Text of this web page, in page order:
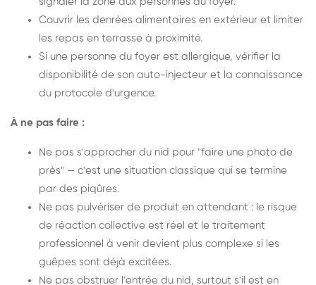
Couvrir les denrées alimentaires en extérieur et limiter
les repas en terrasse à proximité.
Si une personne du foyer est allergique, vérifier la
disponibilité de son auto-injecteur et la connaissance
du protocole d'urgence.
À ne pas faire :
Ne pas s'approcher du nid pour "faire une photo de
près" — c'est une situation classique qui se termine
par des piqûres.
Ne pas pulvériser de produit en attendant : le risque
de réaction collective est réel et le traitement
professionnel à venir devient plus complexe si les
guêpes sont déjà excitées.
Ne pas obstruer l'entrée du nid, surtout s'il est en